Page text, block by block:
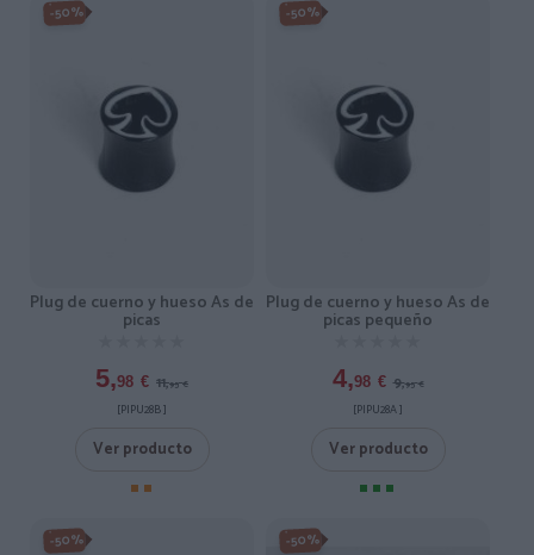
-50%
Plug de cuerno y hueso As de
picas
5,98 € 11,95 €
[PIPU28B ]
Ver producto
-50%
Plug de cuerno y hueso As de
picas pequeño
4,98 € 9,95 €
[PIPU28A ]
Ver producto
-50% -50%